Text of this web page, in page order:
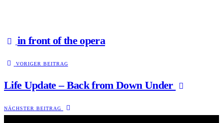
in front of the opera
VORIGER BEITRAG
Life Update – Back from Down Under
NÄCHSTER BEITRAG